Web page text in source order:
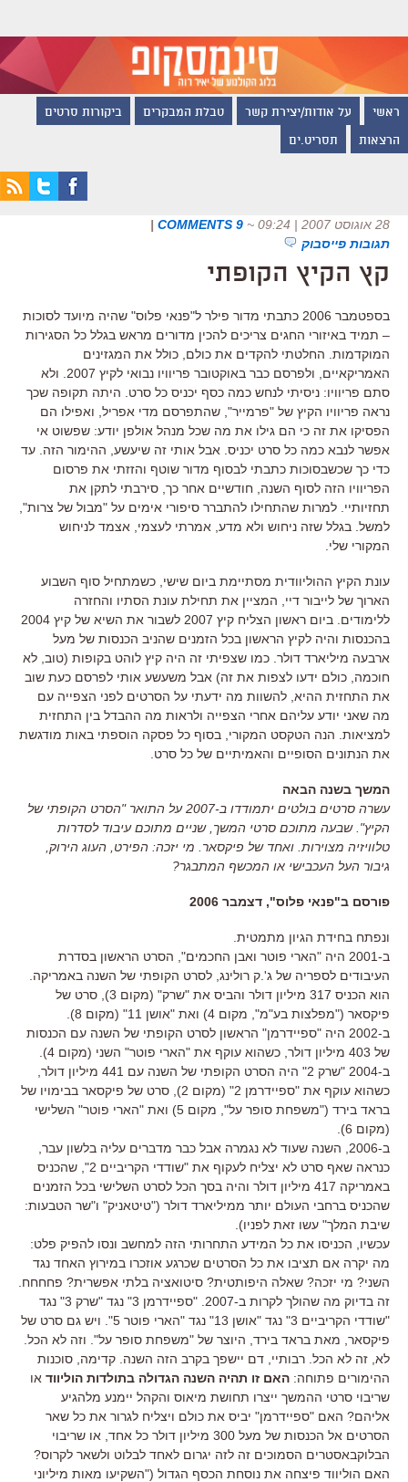
ראשי על אודות/יצירת קשר טבלת המבקרים ביקורות סרטים
הרצאות תסריט.ים
28 אוגוסט 2007 | 09:24 ~
9 COMMENTS
|
תגובות פייסבוק
קץ הקיץ הקופתי
בספטמבר 2006 כתבתי מדור פילר ל"פנאי פלוס" שהיה מיועד לסוכות
– תמיד באיזורי החגים צריכים להכין מדורים מראש בגלל כל הסגירות
המוקדמות. החלטתי להקדים את כולם, כולל את המגזינים
האמריקאיים, ולפרסם כבר באוקטובר פריוויו נבואי לקיץ 2007. ולא
סתם פריוויו: ניסיתי לנחש כמה כסף יכניס כל סרט. היתה תקופה שכך
נראה פריוויו הקיץ של "פרמייר", שהתפרסם מדי אפריל, ואפילו הם
הפסיקו את זה כי הם גילו את מה שכל מנהל אולפן יודע: שפשוט אי
אפשר לנבא כמה כל סרט יכניס. אבל אותי זה שיעשע, ההימור הזה. עד
כדי כך שכשבסוכות כתבתי לבסוף מדור שוטף והזזתי את פרסום
הפריוויו הזה לסוף השנה, חודשיים אחר כך, סירבתי לתקן את
תחזיותיי. למרות שהתחילו להתברר סיפורי אימים על "מבול של צרות",
למשל. בגלל שזה ניחוש ולא מדע, אמרתי לעצמי, אצמד לניחוש
המקורי שלי.
עונת הקיץ ההוליוודית מסתיימת ביום שישי, כשמתחיל סוף השבוע
הארוך של לייבור דיי, המציין את תחילת עונת הסתיו והחזרה
ללימודים. ביום ראשון הצליח קיץ 2007 לשבור את השיא של קיץ 2004
בהכנסות והיה לקיץ הראשון בכל הזמנים שהניב הכנסות של מעל
ארבעה מיליארד דולר. כמו שצפיתי זה היה קיץ לוהט בקופות (טוב, לא
חוכמה, כולם ידעו לצפות את זה) אבל משעשע אותי לפרסם כעת שוב
את התחזית ההיא, להשוות מה ידעתי על הסרטים לפני הצפייה עם
מה שאני יודע עליהם אחרי הצפייה ולראות מה ההבדל בין התחזית
למציאות. הנה הטקסט המקורי, בסוף כל פסקה הוספתי באות מודגשת
את הנתונים הסופיים והאמיתיים של כל סרט.
המשך בשנה הבאה
עשרה סרטים בולטים יתמודדו ב-2007 על התואר "הסרט הקופתי של
הקיץ". שבעה מתוכם סרטי המשך, שניים מתוכם עיבוד לסדרות
טלוויזיה מצוירות. ואחד של פיקסאר. מי יזכה: הפירט, העוג הירוק,
גיבור העל העכבישי או המכשף המתבגר?
פורסם ב"פנאי פלוס", דצמבר 2006
ונפתח בחידת הגיון מתמטית.
ב-2001 היה "הארי פוטר ואבן החכמים", הסרט הראשון בסדרת
העיבודים לספריה של ג'.ק רולינג, לסרט הקופתי של השנה באמריקה.
הוא הכניס 317 מיליון דולר והביס את "שרק" (מקום 3), סרט של
פיקסאר ("מפלצות בע"מ", מקום 4) ואת "אושן 11" (מקום 8).
ב-2002 היה "ספיידרמן" הראשון לסרט הקופתי של השנה עם הכנסות
של 403 מיליון דולר, כשהוא עוקף את "הארי פוטר" השני (מקום 4).
ב-2004 "שרק 2" היה הסרט הקופתי של השנה עם 441 מיליון דולר,
כשהוא עוקף את "ספיידרמן 2" (מקום 2), סרט של פיקסאר בבימויו של
בראד בירד ("משפחת סופר על", מקום 5) ואת "הארי פוטר" השלישי
(מקום 6).
ב-2006, השנה שעוד לא נגמרה אבל כבר מדברים עליה בלשון עבר,
כנראה שאף סרט לא יצליח לעקוף את "שודדי הקריביים 2", שהכניס
באמריקה 417 מיליון דולר והיה בסך הכל לסרט השלישי בכל הזמנים
שהכניס ברחבי העולם יותר ממיליארד דולר ("טיטאניק" ו"שר הטבעות:
שיבת המלך" עשו זאת לפניו).
עכשיו, הכניסו את כל המידע התחרותי הזה למחשב ונסו להפיק פלט:
מה יקרה אם תציבו את כל הסרטים שכרגע אוזכרו במירוץ האחד נגד
השני? מי יזכה? שאלה היפותטית? סיטואציה בלתי אפשרית? פחחחח.
זה בדיוק מה שהולך לקרות ב-2007. "ספיידרמן 3" נגד "שרק 3" נגד
"שודדי הקריביים 3" נגד "אושן 13" נגד "הארי פוטר 5". ויש גם סרט של
פיקסאר, מאת בראד בירד, היוצר של "משפחת סופר על". וזה לא הכל.
לא, זה לא הכל. רבותיי, דם יישפך בקרב הזה השנה. קדימה, סוכנות
ההימורים פתוחה: האם זו תהיה השנה הגדולה בתולדות הוליווד או
שריבוי סרטי ההמשך ייצרו תחושת מיאוס והקהל יימנע מלהגיע
אליהם? האם "ספיידרמן" יביס את כולם ויצליח לגרור את כל שאר
הסרטים אל הכנסות של מעל 300 מיליון דולר כל אחד, או שריבוי
הבלוקבאסטרים הסמוכים זה לזה יגרום לאחד לבלוט ולשאר לקרוס?
האם הוליווד פיצחה את נוסחת הכסף הגדול ("השקיעו מאות מיליוני